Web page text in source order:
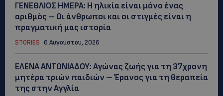
ΓΕΝΕΘΛΙΟΣ ΗΜΕΡΑ: Η ηλικία είναι μόνο ένας
αριθμός – Οι άνθρωποι και οι στιγμές είναι η
πραγματική μας ιστορία
STORIES 6 Αυγούστου, 2026
ΕΛΕΝΑ ΑΝΤΩΝΙΑΔΟΥ: Αγώνας ζωής για τη 37χρονη
μητέρα τριών παιδιών – Έρανος για τη θεραπεία
της στην Αγγλία